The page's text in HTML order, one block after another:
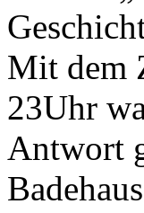
Mit dem
23Uhr
Antwort